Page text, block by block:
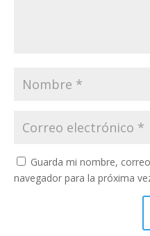
Guarda mi nombre,
navegador para la próxima